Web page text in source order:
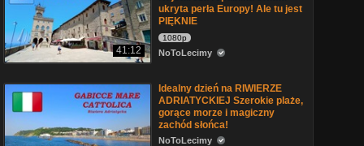
41:12
ukryta perła Europy! Ale tu jest
PIĘKNIE
1080p
NoToLecimy
Idealny dzień na RIWIERZE
ADRIATYCKIEJ Szerokie plaże,
gorące morze i magiczny
zachód słońca!
NoToLecimy